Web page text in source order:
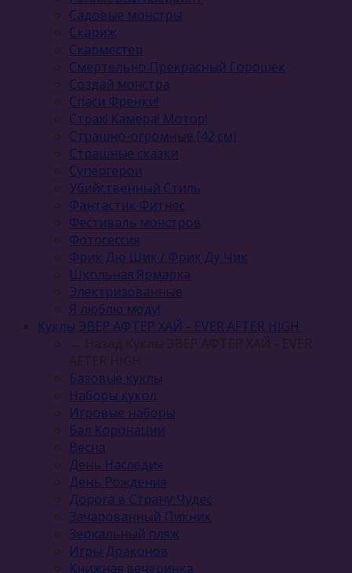
Садовые монстры
Скариж
Скарместер
Смертельно Прекрасный Горошек
Создай монстра
Спаси Френки!
Страх! Камера! Мотор!
Страшно-огромные (42 см)
Страшные сказки
Супергерои
Убийственный Стиль
Фантастик Фитнес
Фестиваль монстров
Фотосессия
Фрик Дю Шик / Фрик Ду Чик
Школьная Ярмарка
Электризованные
Я люблю моду!
Куклы ЭВЕР АФТЕР ХАЙ - EVER AFTER HIGH
← Назад Куклы ЭВЕР АФТЕР ХАЙ - EVER
AFTER HIGH
Базовые куклы
Наборы кукол
Игровые наборы
Бал Коронации
Весна
День Наследия
День Рождения
Дорога в Страну Чудес
Зачарованный Пикник
Зеркальный пляж
Игры Драконов
Книжная вечеринка